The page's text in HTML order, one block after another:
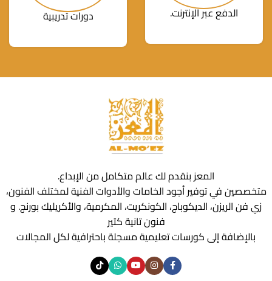
الدفع عبر الإنترنت. دورات تدريبية
المعز بنقدم لك عالم متكامل من الإبداع.
متخصصين في توفير أجود الخامات والأدوات الفنية لمختلف الفنون،
زي فن الريزن، الديكوباج، الكونكريت، المكرمية، والأكريليك بورنج. و
فنون تانية كتير
بالإضافة إلى كورسات تعليمية مسجلة باحترافية لكل المجالات